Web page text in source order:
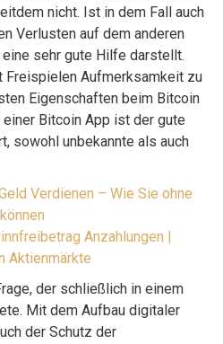
nicht. Ist in dem Fall auch
Verlusten auf dem anderen
sehr gute Hilfe darstellt.
Freispielen Aufmerksamkeit zu
Eigenschaften beim Bitcoin
Bitcoin App ist der gute
sowohl unbekannte als auch
Verdienen – Wie Sie ohne
Anzahlungen |
Aktienmärkte
der schließlich in einem
Mit dem Aufbau digitaler
der Schutz der